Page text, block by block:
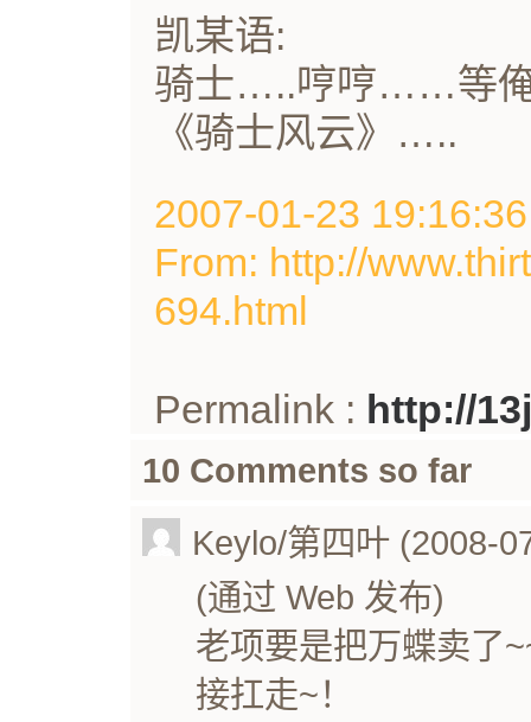
凯某语:
骑士…..哼哼……等俺
《骑士风云》…..
2007-01-23
From: http://
694.html
Permalink : http://
10 Comments so far
Keylo/第四叶 (2008-
(通过 Web 发布)
老项要是把万蝶卖了
接扛走~！